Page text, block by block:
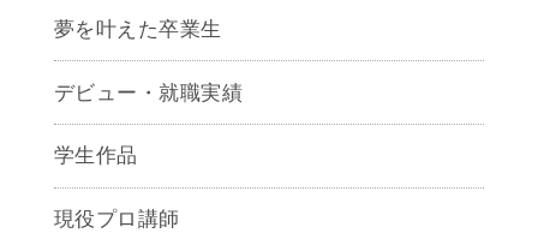
夢を叶えた卒業生
デビュー・就職実績
学生作品
現役プロ講師